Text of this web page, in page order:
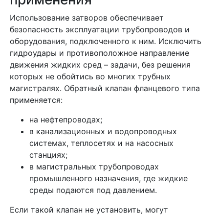
Использование затворов обеспечивает
безопасность эксплуатации трубопроводов и
оборудования, подключенного к ним. Исключить
гидроудары и противоположное направление
движения жидких сред – задачи, без решения
которых не обойтись во многих трубных
магистралях. Обратный клапан фланцевого типа
применяется:
на нефтепроводах;
в канализационных и водопроводных
системах, теплосетях и на насосных
станциях;
в магистральных трубопроводах
промышленного назначения, где жидкие
среды подаются под давлением.
Если такой клапан не установить, могут